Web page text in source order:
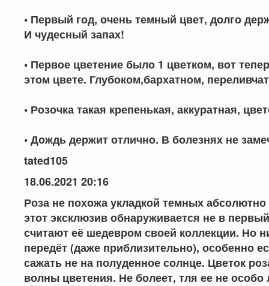
• Первый год, очень темный цвет, долго
И чудесный запах!
• Первое цветение было 1 цветком, вот
этом цвете. Глубоком,бархатном,
• Розочка такая крепенькая, аккуратная,
• Дождь держит отлично. В болезнях не
tated105
18.06.2021 20:16
Роза не похожа укладкой темных
этот эксклюзив обнаруживается не в
считают её шедевром своей коллекции. Но
передёт (даже приблизительно), особенно
сажать не на полуденное солнце. Цветок
волны цветения. Не болеет, тля ее не